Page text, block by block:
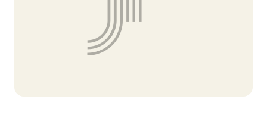
Chamar Uber
CONTATO